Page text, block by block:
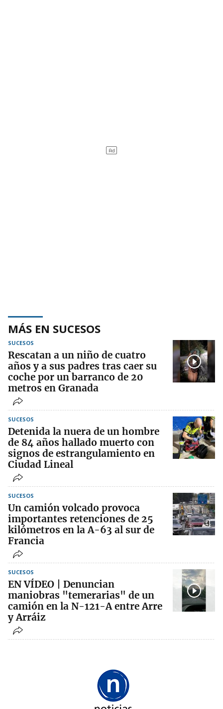
MÁS EN SUCESOS
SUCESOS
Rescatan a un niño de cuatro
años y a sus padres tras caer su
coche por un barranco de 20
metros en Granada
SUCESOS
Detenida la nuera de un hombre
de 84 años hallado muerto con
signos de estrangulamiento en
Ciudad Lineal
SUCESOS
Un camión volcado provoca
importantes retenciones de 25
kilómetros en la A-63 al sur de
Francia
SUCESOS
EN VÍDEO | Denuncian
maniobras "temerarias" de un
camión en la N-121-A entre Arre
y Arráiz